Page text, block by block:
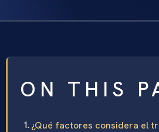
ON THIS
¿Qué factores considera el